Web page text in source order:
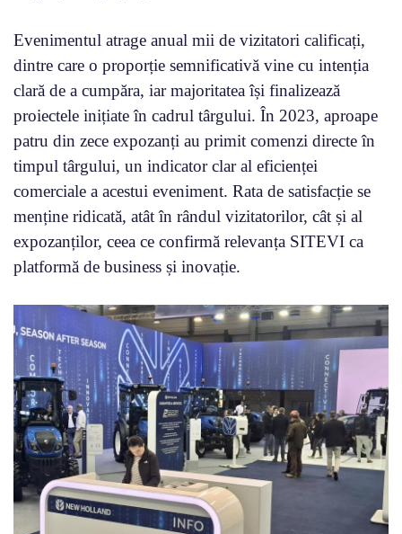
Evenimentul atrage anual mii de vizitatori calificați,
dintre care o proporție semnificativă vine cu intenția
clară de a cumpăra, iar majoritatea își finalizează
proiectele inițiate în cadrul târgului. În 2023, aproape
patru din zece expozanți au primit comenzi directe în
timpul târgului, un indicator clar al eficienței
comerciale a acestui eveniment. Rata de satisfacție se
menține ridicată, atât în rândul vizitatorilor, cât și al
expozanților, ceea ce confirmă relevanța SITEVI ca
platformă de business și inovație.